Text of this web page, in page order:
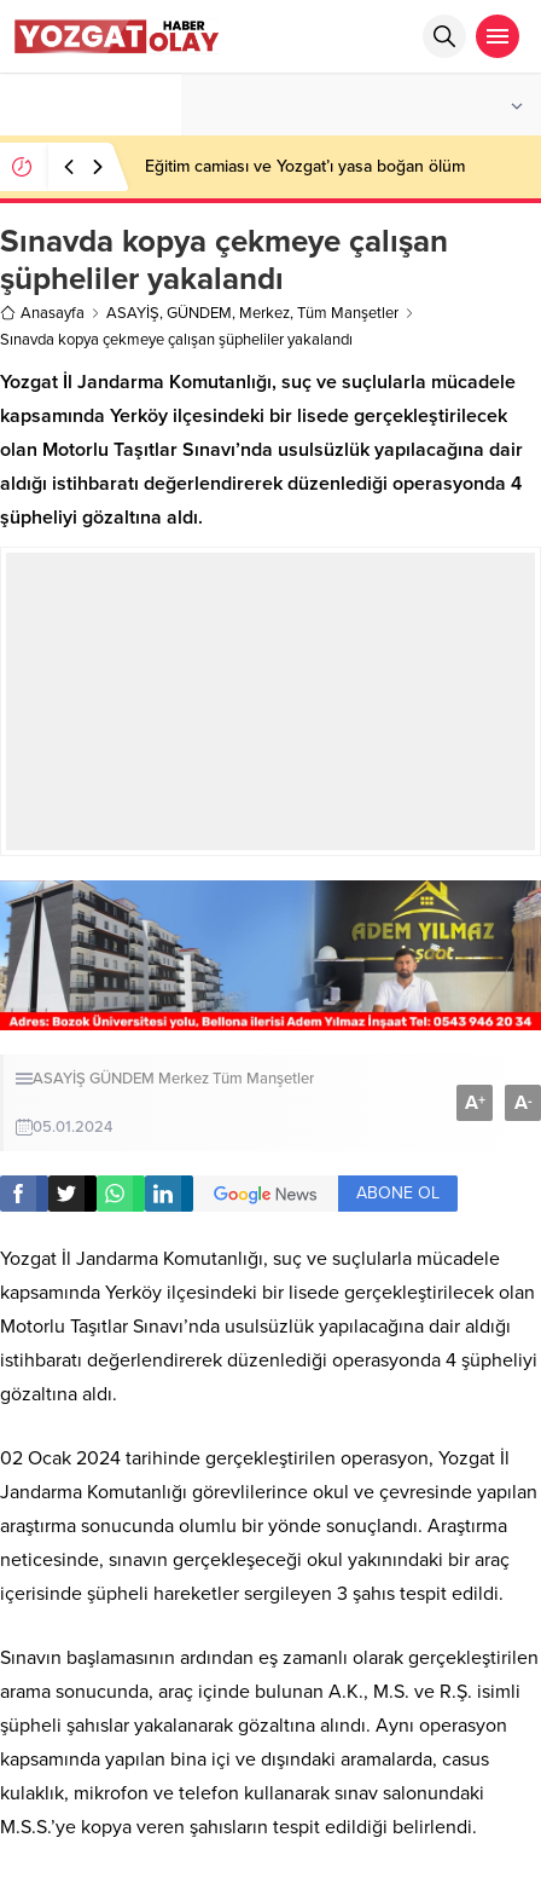
Eğitim camiası ve Yozgat’ı yasa boğan ölüm
Sınavda kopya çekmeye çalışan
şüpheliler yakalandı
Anasayfa ASAYİŞ,GÜNDEM, Merkez,Tüm Manşetler
Sınavda kopya çekmeye çalışan şüpheliler yakalandı
Yozgat İl Jandarma Komutanlığı, suç ve suçlularla mücadele
kapsamında Yerköy ilçesindeki bir lisede gerçekleştirilecek
olan Motorlu Taşıtlar Sınavı’nda usulsüzlük yapılacağına dair
aldığı istihbaratı değerlendirerek düzenlediği operasyonda 4
şüpheliyi gözaltına aldı.
ASAYİŞ GÜNDEM MerkezTüm Manşetler
05.01.2024
A+ A-
ABONE OL
Yozgat İl Jandarma Komutanlığı, suç ve suçlularla mücadele
kapsamında Yerköy ilçesindeki bir lisede gerçekleştirilecek olan
Motorlu Taşıtlar Sınavı’nda usulsüzlük yapılacağına dair aldığı
istihbaratı değerlendirerek düzenlediği operasyonda 4 şüpheliyi
gözaltına aldı.
02 Ocak 2024 tarihinde gerçekleştirilen operasyon, Yozgat İl
Jandarma Komutanlığı görevlilerince okul ve çevresinde yapılan
araştırma sonucunda olumlu bir yönde sonuçlandı. Araştırma
neticesinde, sınavın gerçekleşeceği okul yakınındaki bir araç
içerisinde şüpheli hareketler sergileyen 3 şahıs tespit edildi.
Sınavın başlamasının ardından eş zamanlı olarak gerçekleştirilen
arama sonucunda, araç içinde bulunan A.K., M.S. ve R.Ş. isimli
şüpheli şahıslar yakalanarak gözaltına alındı. Aynı operasyon
kapsamında yapılan bina içi ve dışındaki aramalarda, casus
kulaklık, mikrofon ve telefon kullanarak sınav salonundaki
M.S.S.’ye kopya veren şahısların tespit edildiği belirlendi.